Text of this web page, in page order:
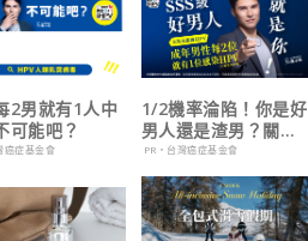
2男就有1人中
可能吧？
癌症基金會
1/2機率淪陷！你是好
男人還是渣男？關鍵
在這
PR・台灣癌症基金會